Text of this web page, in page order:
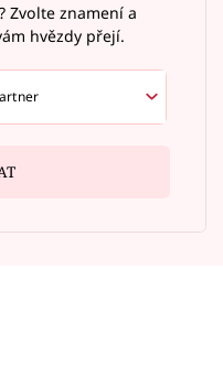
Zvolte znamení a
hvězdy přejí.